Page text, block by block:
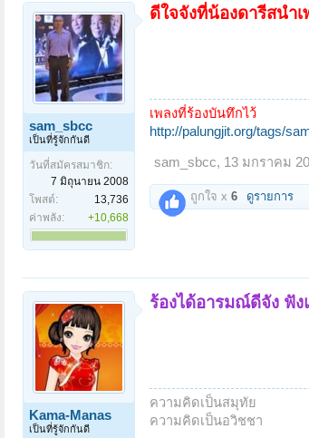
sam_sbcc
เป็นที่รู้จักกันดี
วันที่สมัครสมาชิก:
7 มิถุนายน 2008
โพสต์:
13,736
ค่าพลัง:
+10,668
ดีใจจังที่น้องดารีสนำ
เพลงที่ร้องบันทึกไว้
http://palungjit.org/tags/
sam_sbcc, 13 มกราคม
ถูกใจ x 6 ดูรายการ
Kama-Manas
เป็นที่รู้จักกันดี
ร้องได้อารมณ์ดีจัง ฟัง
ความคิดเป็นสมุทัย
ความคิดเป็นอวิชชา